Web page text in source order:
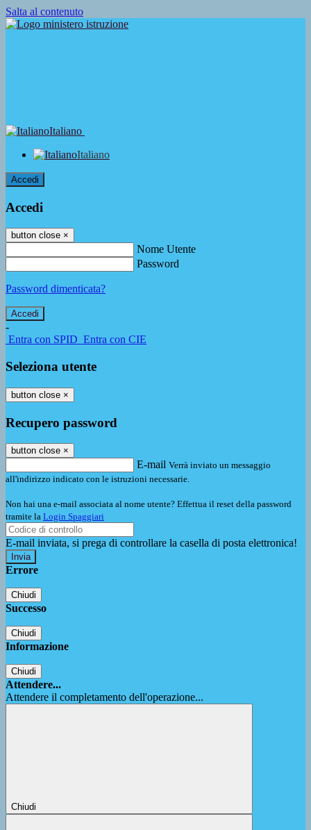
Salta al contenuto
Italiano
Italiano
Accedi
Accedi
button close ×
Nome Utente
Password
Password dimenticata?
-
Entra con SPID Entra con CIE
Seleziona utente
button close ×
Recupero password
button close ×
E-mail Verrà inviato un messaggio
all'indirizzo indicato con le istruzioni necessarie.
Non hai una e-mail associata al nome utente? Effettua il reset della password
tramite la Login Spaggiari
E-mail inviata, si prega di controllare la casella di posta elettronica!
Errore
Chiudi
Successo
Chiudi
Informazione
Chiudi
Attendere...
Attendere il completamento dell'operazione...
Chiudi